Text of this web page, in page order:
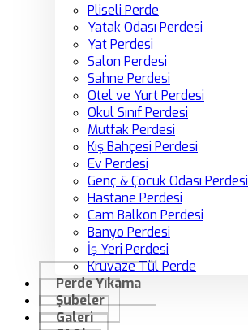
Pliseli Perde
Yatak Odası Perdesi
Yat Perdesi
Salon Perdesi
Sahne Perdesi
Otel ve Yurt Perdesi
Okul Sınıf Perdesi
Mutfak Perdesi
Kış Bahçesi Perdesi
Ev Perdesi
Genç & Çocuk Odası Perdesi
Hastane Perdesi
Cam Balkon Perdesi
Banyo Perdesi
İş Yeri Perdesi
Kruvaze Tül Perde
Perde Yıkama
Şubeler
Galeri